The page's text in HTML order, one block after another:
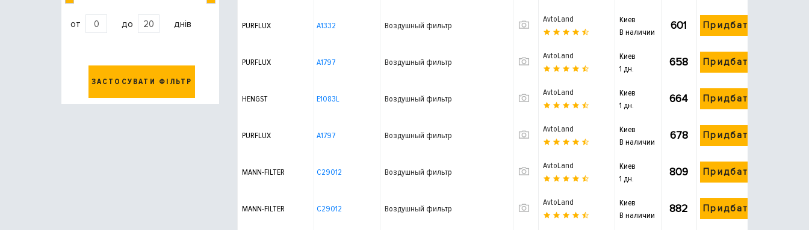
от до днів
ЗАСТОСУВАТИ ФІЛЬТР
PURFLUX A1332 Воздушный фильтр
AvtoLand
Киев
В наличии
601 Придбати
PURFLUX A1797 Воздушный фильтр
AvtoLand
Киев
1 дн.
658 Придбати
HENGST E1083L Воздушный фильтр
AvtoLand
Киев
1 дн.
664 Придбати
PURFLUX A1797 Воздушный фильтр
AvtoLand
Киев
В наличии
678 Придбати
MANN-FILTER C29012 Воздушный фильтр
AvtoLand
Киев
1 дн.
809 Придбати
MANN-FILTER C29012 Воздушный фильтр
AvtoLand
Киев
В наличии
882 Придбати